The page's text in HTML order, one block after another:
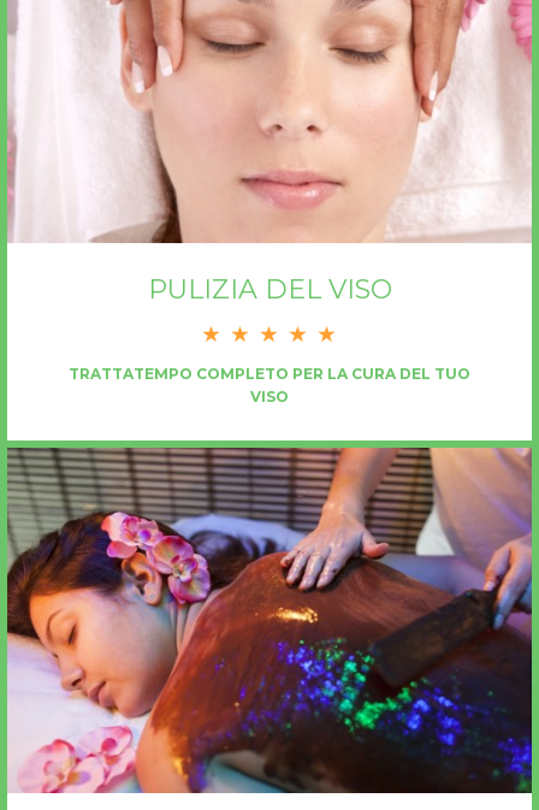
PULIZIA DEL VISO
TRATTATEMPO COMPLETO PER LA CURA DEL TUO
VISO